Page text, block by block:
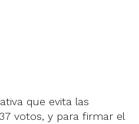
que evita las
votos, y para firmar el